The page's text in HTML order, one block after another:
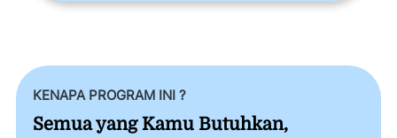
KENAPA PROGRAM INI ?
Semua yang Kamu Butuhkan,